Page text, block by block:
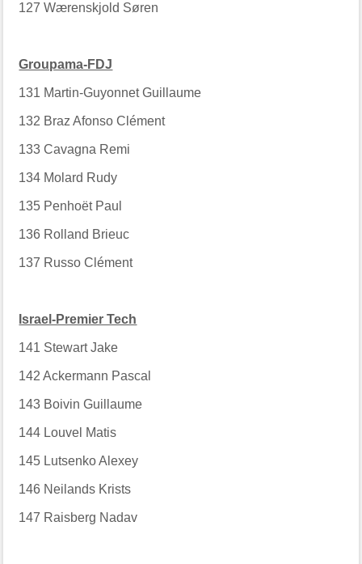
127 Wærenskjold Søren
Groupama-FDJ
131 Martin-Guyonnet Guillaume
132 Braz Afonso Clément
133 Cavagna Remi
134 Molard Rudy
135 Penhoët Paul
136 Rolland Brieuc
137 Russo Clément
Israel-Premier Tech
141 Stewart Jake
142 Ackermann Pascal
143 Boivin Guillaume
144 Louvel Matis
145 Lutsenko Alexey
146 Neilands Krists
147 Raisberg Nadav